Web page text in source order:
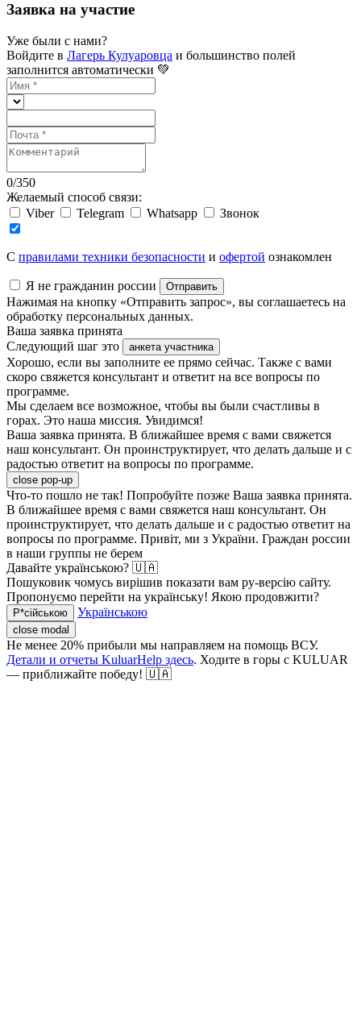
Заявка на участие
Уже были с нами?
Войдите в Лагерь Кулуаровца и большинство полей
заполнится автоматически 💚
0/350
Желаемый способ связи:
Viber
Telegram Whatsapp Звонок
C правилами техники безопасности и офертой ознакомлен
Я не гражданин россии Отправить
Нажимая на кнопку «Отправить запрос», вы соглашаетесь на
обработку персональных данных.
Ваша заявка принята
Следующий шаг это
анкета участника
Хорошо, если вы заполните ее прямо сейчас. Также с вами
скоро свяжется консультант и ответит на все вопросы по
программе.
Мы сделаем все возможное, чтобы вы были счастливы в
горах. Это наша миссия. Увидимся!
Ваша заявка принята. В ближайшее время с вами свяжется
наш консультант. Он проинструктирует, что делать дальше и с
радостью ответит на вопросы по программе.
close pop-up
Что-то пошло не так! Попробуйте позже Ваша заявка принята.
В ближайшее время с вами свяжется наш консультант. Он
проинструктирует, что делать дальше и с радостью ответит на
вопросы по программе. Привіт, ми з України. Граждан россии
в наши группы не берем
Давайте українською? 🇺🇦
Пошуковик чомусь вирішив показати вам ру-версію сайту.
Пропонуємо перейти на українську! Якою продовжити?
Р*сійською Українською
close modal
Не менее 20% прибыли мы направляем на помощь ВСУ.
Детали и отчеты KuluarHelp здесь. Ходите в горы с KULUAR
— приближайте победу! 🇺🇦